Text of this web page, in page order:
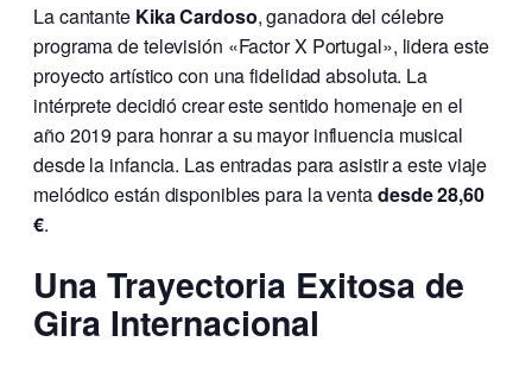
La cantante Kika Cardoso, ganadora del célebre
programa de televisión «Factor X Portugal», lidera este
proyecto artístico con una fidelidad absoluta. La
intérprete decidió crear este sentido homenaje en el
año 2019 para honrar a su mayor influencia musical
desde la infancia. Las entradas para asistir a este viaje
melódico están disponibles para la ventadesde 28,60
€.
Una Trayectoria Exitosa de
Gira Internacional